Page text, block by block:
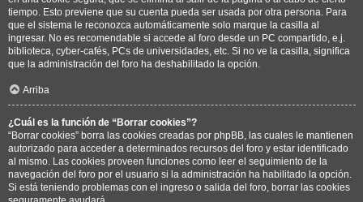
tiempo. Esto previene que su cuenta pueda ser usada por otra persona. Para
que el sistema le reconozca automáticamente solo marque la casilla al
ingresar. No es recomendable si accede al foro desde un PC compartido, e.j.
biblioteca, cyber-cafés, PCs de universidades, etc. Si no ve la casilla, significa
que la administración del foro ha deshabilitado la opción.
Arriba
¿Cuál es la función de “Borrar cookies”?
“Borrar cookies” borra las cookies creadas por phpBB, las cuales le mantienen
autorizado para acceder a determinados recursos del foro y estar identificado
al mismo. Las cookies proveen funciones como leer el seguimiento de la
navegación del foro por el usuario si la administración ha habilitado la opción.
Si está teniendo problemas con el ingreso o salida del foro, borrar las cookies